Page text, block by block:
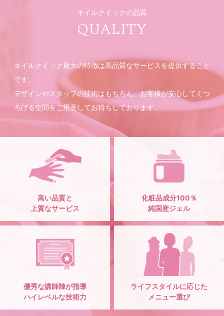
ネイルクイックの品質
QUALITY
ネイルクイック最大の特徴は高品質なサービスを提供すること
です。
デザインやスタッフの技術はもちろん、お客様が安心してくつ
ろげる空間をご用意してお待ちしております。
高い品質と
上質なサービス
化粧品成分100％
純国産ジェル
優秀な講師陣が指導
ハイレベルな技術力
ライフスタイルに応じた
メニュー選び